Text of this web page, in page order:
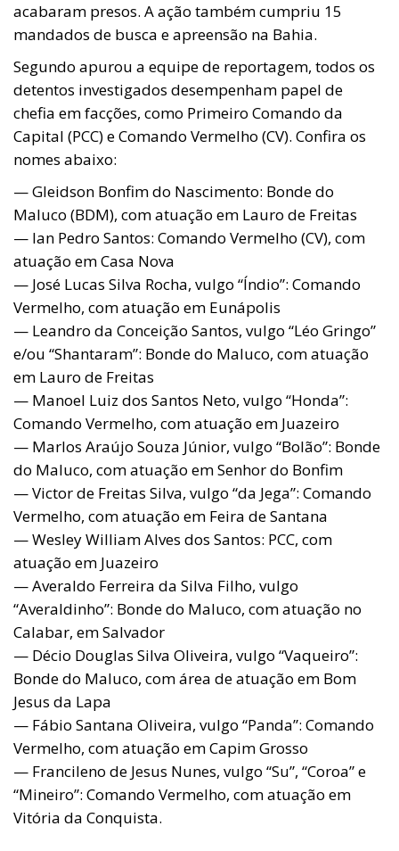
acabaram presos. A ação também cumpriu 15
mandados de busca e apreensão na Bahia.
Segundo apurou a equipe de reportagem, todos os
detentos investigados desempenham papel de
chefia em facções, como Primeiro Comando da
Capital (PCC) e Comando Vermelho (CV). Confira os
nomes abaixo:
— Gleidson Bonfim do Nascimento: Bonde do
Maluco (BDM), com atuação em Lauro de Freitas
— Ian Pedro Santos: Comando Vermelho (CV), com
atuação em Casa Nova
— José Lucas Silva Rocha, vulgo “Índio”: Comando
Vermelho, com atuação em Eunápolis
— Leandro da Conceição Santos, vulgo “Léo Gringo”
e/ou “Shantaram”: Bonde do Maluco, com atuação
em Lauro de Freitas
— Manoel Luiz dos Santos Neto, vulgo “Honda”:
Comando Vermelho, com atuação em Juazeiro
— Marlos Araújo Souza Júnior, vulgo “Bolão”: Bonde
do Maluco, com atuação em Senhor do Bonfim
— Victor de Freitas Silva, vulgo “da Jega”: Comando
Vermelho, com atuação em Feira de Santana
— Wesley William Alves dos Santos: PCC, com
atuação em Juazeiro
— Averaldo Ferreira da Silva Filho, vulgo
“Averaldinho”: Bonde do Maluco, com atuação no
Calabar, em Salvador
— Décio Douglas Silva Oliveira, vulgo “Vaqueiro”:
Bonde do Maluco, com área de atuação em Bom
Jesus da Lapa
— Fábio Santana Oliveira, vulgo “Panda”: Comando
Vermelho, com atuação em Capim Grosso
— Francileno de Jesus Nunes, vulgo “Su”, “Coroa” e
“Mineiro”: Comando Vermelho, com atuação em
Vitória da Conquista.